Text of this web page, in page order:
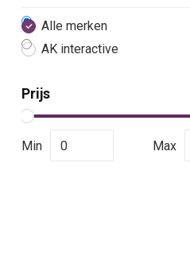
Alle merken
AK interactive
Prijs
Min Max